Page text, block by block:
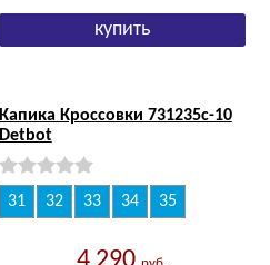
Капика Кроссовки 731235с-10
Detbot
31 32 33 34 35